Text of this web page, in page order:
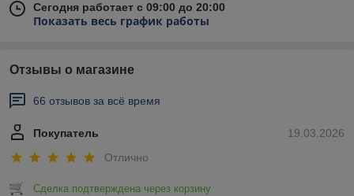
Сегодня работает с 09:00 до 20:00
Показать весь график работы
Отзывы о магазине
66 отзывов за всё время
19.03.2026
Покупатель
Отлично
Сделка подтверждена через корзину